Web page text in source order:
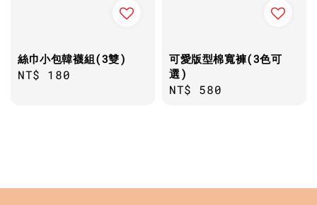
絲巾小包韓襪組(3雙)
Regular
NT$ 180
可愛版型棉寬褲(3色可
選)
Regular
NT$ 580